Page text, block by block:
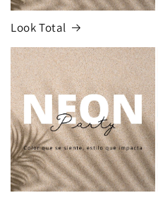
Look Total